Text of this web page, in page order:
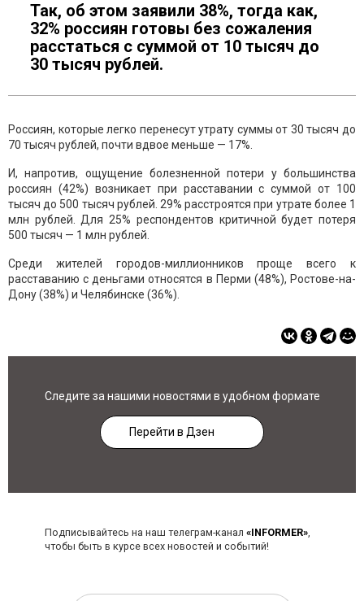
Так, об этом заявили 38%, тогда как,
32% россиян готовы без сожаления
расстаться с суммой от 10 тысяч до
30 тысяч рублей.
Россиян, которые легко перенесут утрату суммы от 30 тысяч до
70 тысяч рублей, почти вдвое меньше — 17%.
И, напротив, ощущение болезненной потери у большинства
россиян (42%) возникает при расставании с суммой от 100
тысяч до 500 тысяч рублей. 29% расстроятся при утрате более 1
млн рублей. Для 25% респондентов критичной будет потеря
500 тысяч — 1 млн рублей.
Среди жителей городов-миллионников проще всего к
расставанию с деньгами относятся в Перми (48%), Ростове-на-
Дону (38%) и Челябинске (36%).
Следите за нашими новостями в удобном формате
Перейти в Дзен
Подписывайтесь на наш телеграм-канал «INFORMER»,
чтобы быть в курсе всех новостей и событий!